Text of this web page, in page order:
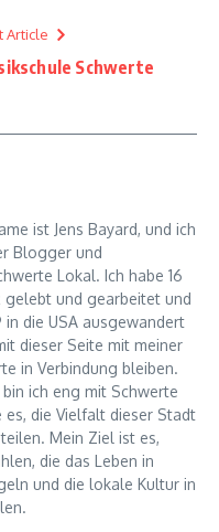
Article
Schwerte
ist Jens Bayard, und ich
Blogger und
Lokal. Ich habe 16
gelebt und gearbeitet und
in die USA ausgewandert
dieser Seite mit meiner
in Verbindung bleiben.
ich eng mit Schwerte
es, die Vielfalt dieser Stadt
Mein Ziel ist es,
die das Leben in
und die lokale Kultur in